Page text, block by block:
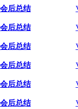
后总结
后总结
后总结
后总结
后总结
后总结